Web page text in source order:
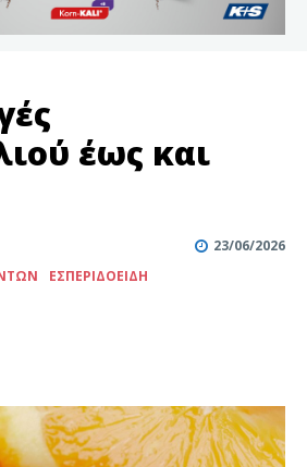
έως και
23/06/2026
ΕΣΠΕΡΙΔΟΕΙΔΉ